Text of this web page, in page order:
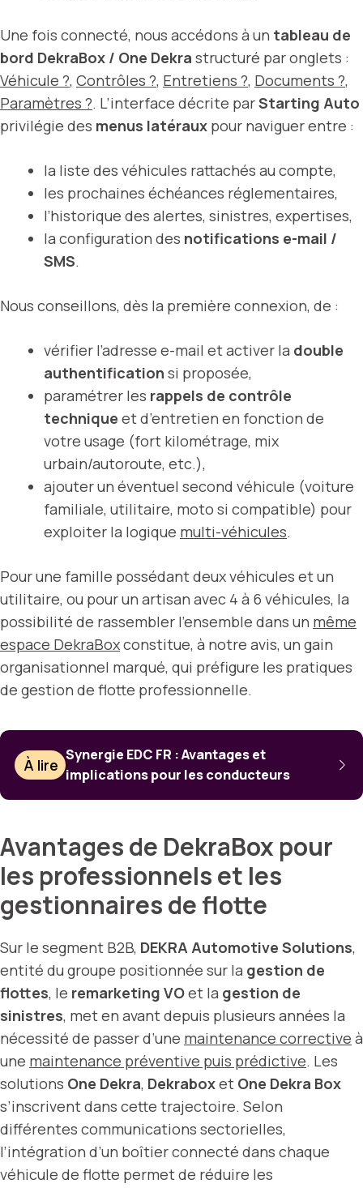
Une fois connecté, nous accédons à un tableau de
bord DekraBox / One Dekra structuré par onglets :
Véhicule ?, Contrôles ?, Entretiens ?, Documents ?,
Paramètres ?. L’interface décrite parStarting Auto
privilégie des menus latéraux pour naviguer entre :
la liste des véhicules rattachés au compte,
les prochaines échéances réglementaires,
l’historique des alertes, sinistres, expertises,
la configuration des notifications e-mail /
SMS.
Nous conseillons, dès la première connexion, de :
vérifier l’adresse e-mail et activer la double
authentification si proposée,
paramétrer les rappels de contrôle
technique et d’entretien en fonction de
votre usage (fort kilométrage, mix
urbain/autoroute, etc.),
ajouter un éventuel second véhicule (voiture
familiale, utilitaire, moto si compatible) pour
exploiter la logique multi-véhicules.
Pour une famille possédant deux véhicules et un
utilitaire, ou pour un artisan avec 4 à 6 véhicules, la
possibilité de rassembler l’ensemble dans un même
espace DekraBoxconstitue, à notre avis, un gain
organisationnel marqué, qui préfigure les pratiques
de gestion de flotte professionnelle.
À lire
Synergie EDC FR : Avantages et
implications pour les conducteurs
Avantages de DekraBox pour
les professionnels et les
gestionnaires de flotte
Sur le segment B2B, DEKRA Automotive Solutions,
entité du groupe positionnée sur la gestion de
flottes, le remarketing VOet la gestion de
sinistres, met en avant depuis plusieurs années la
nécessité de passer d’une maintenance corrective à
une maintenance préventive puis prédictive. Les
solutions One Dekra, Dekraboxet One Dekra Box
s’inscrivent dans cette trajectoire. Selon
différentes communications sectorielles,
l’intégration d’un boîtier connecté dans chaque
véhicule de flotte permet de réduire les